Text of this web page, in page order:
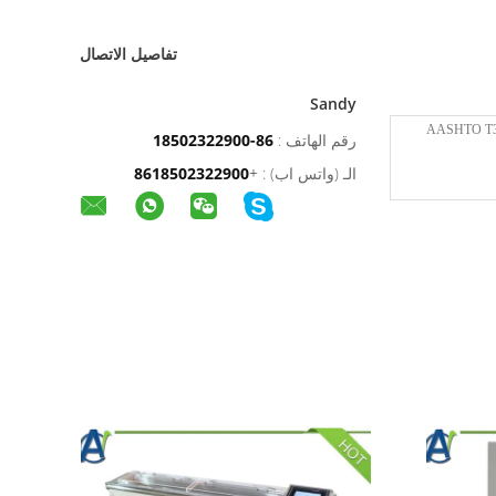
تفاصيل الاتصال
Sandy
رقم الهاتف : 86-18502322900
الـ (واتس اب) : +
8618502322900